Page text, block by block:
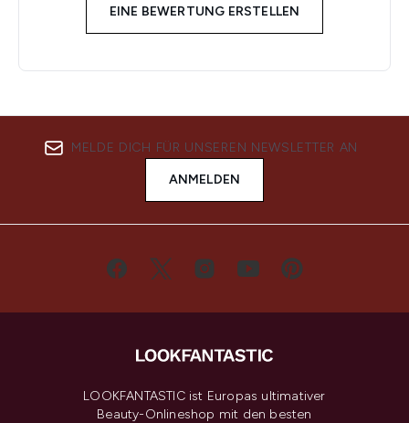
EINE BEWERTUNG ERSTELLEN
MELDE DICH FÜR UNSEREN NEWSLETTER AN
ANMELDEN
LOOKFANTASTIC ist Europas ultimativer
Beauty-Onlineshop mit den besten